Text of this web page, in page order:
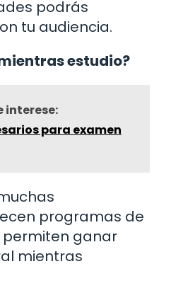
podrás
tu audiencia.
estudio?
interese:
para examen
programas de
ganar
mientras